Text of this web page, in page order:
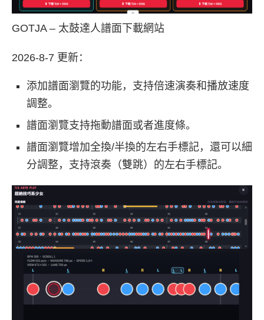
GOTJA – 太鼓達人譜面下載網站
2026-8-7 更新：
添加譜面瀏覽的功能，支持倍速演奏和播放速度
調整。
譜面瀏覽支持拖動譜面或者進度條。
譜面瀏覽增加全換/半換的左右手標記，還可以細
分調整，支持滾奏（雙跳）的左右手標記。